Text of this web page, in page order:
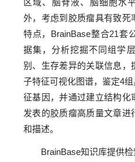
区域、脑脊液、脑细胞水
外，考虑到胶质瘤具有致死
特点，BrainBase整合21套
据集，分析挖掘不同组学
别、生存差异的关联信息，
子特征可视化图谱，鉴定4
征基因，并通过建立结构化
发表的胶质瘤高质量文章
和描述。
BrainBase知识库提供检